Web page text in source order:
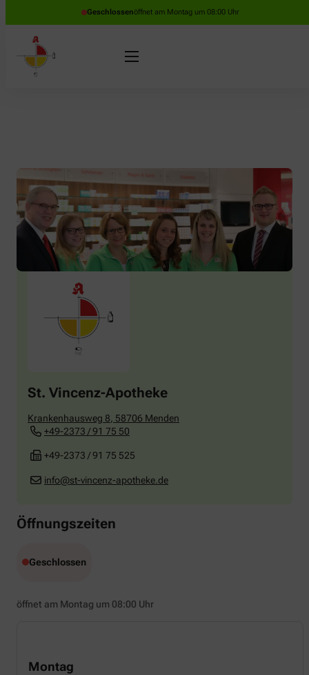
Geschlossenöffnet am Montag um 08:00 Uhr
St. Vincenz-Apotheke
Krankenhausweg 8 58706 Menden
+49-2373 / 91 75 50
+49-2373 / 91 75 525
info@st-vincenz-apotheke.de
Öffnungszeiten
Geschlossen
öffnet am Montag um 08:00 Uhr
Montag